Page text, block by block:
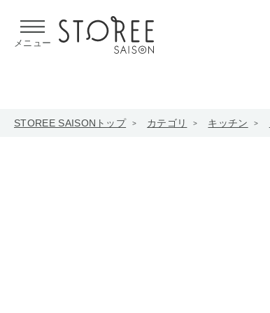
メニュー
STOREE SAISONトップ カテゴリ キッチン